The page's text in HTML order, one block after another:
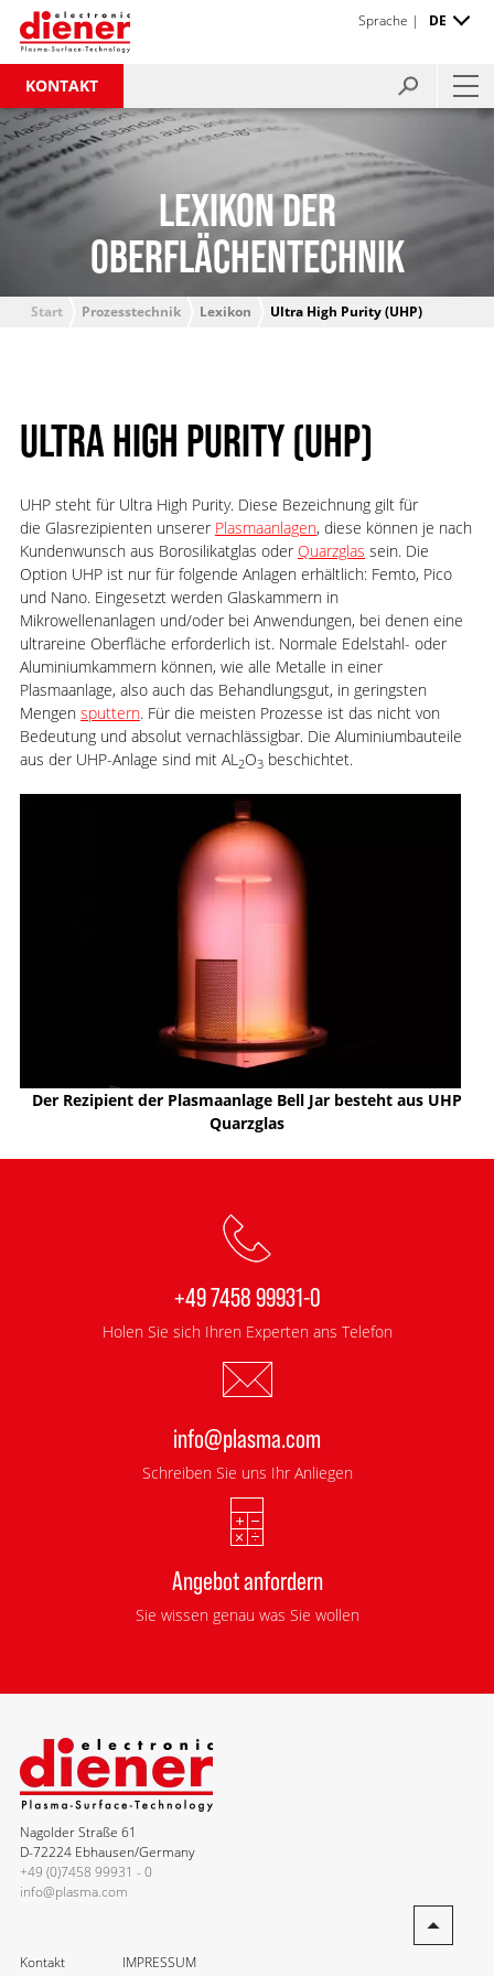
KONTAKT
Sprache | DE
LEXIKON DER
OBERFLÄCHENTECHNIK
Start Prozesstechnik Lexikon Ultra High Purity (UHP)
ULTRA HIGH PURITY (UHP)
UHP steht für Ultra High Purity. Diese Bezeichnung gilt für
die Glasrezipienten unserer Plasmaanlagen, diese können je nach
Kundenwunsch aus Borosilikatglas oder Quarzglas sein. Die
Option UHP ist nur für folgende Anlagen erhältlich: Femto, Pico
und Nano. Eingesetzt werden Glaskammern in
Mikrowellenanlagen und/oder bei Anwendungen, bei denen eine
ultrareine Oberfläche erforderlich ist. Normale Edelstahl- oder
Aluminiumkammern können, wie alle Metalle in einer
Plasmaanlage, also auch das Behandlungsgut, in geringsten
Mengen sputtern. Für die meisten Prozesse ist das nicht von
Bedeutung und absolut vernachlässigbar. Die Aluminiumbauteile
aus der UHP-Anlage sind mit AL2O3beschichtet.
Der Rezipient der Plasmaanlage Bell Jar besteht aus UHP
Quarzglas
+49 7458 99931-0
Holen Sie sich Ihren Experten ans Telefon
info@plasma.com
Schreiben Sie uns Ihr Anliegen
Angebot anfordern
Sie wissen genau was Sie wollen
Nagolder Straße 61
D-72224 Ebhausen/Germany
+49 (0)7458 99931 - 0
info@plasma.com
Kontakt
IMPRESSUM